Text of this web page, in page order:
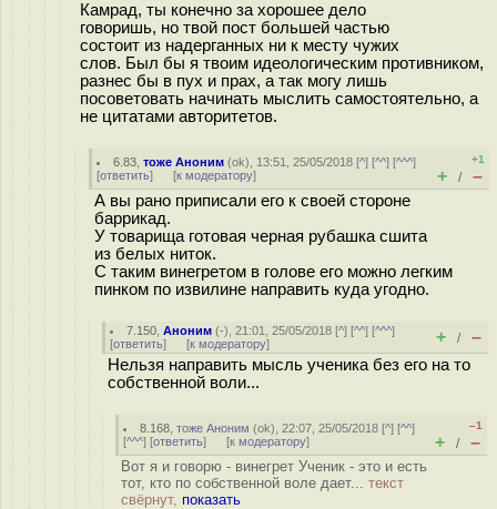
Камрад, ты конечно за хорошее дело
говоришь, но твой пост большей частью
состоит из надерганных ни к месту чужих
слов. Был бы я твоим идеологическим противником,
разнес бы в пух и прах, а так могу лишь
посоветовать начинать мыслить самостоятельно, а
не цитатами авторитетов.
6.83 ,тоже Аноним (ok), 13:51, 25/05/2018 [^] [^^] [^^^]
[ответить] [к модератору]
+1
+ / –
А вы рано приписали его к своей стороне
баррикад.
У товарища готовая черная рубашка сшита
из белых ниток.
С таким винегретом в голове его можно легким
пинком по извилине направить куда угодно.
7.150 ,Аноним (-), 21:01, 25/05/2018 [^] [^^] [^^^]
[ответить] [к модератору] + / –
Нельзя направить мысль ученика без его на то
собственной воли...
8.168 ,тоже Аноним (ok), 22:07, 25/05/2018 [^] [^^]
[^^^] [ответить] [к модератору]
–1
+ / –
Вот я и говорю - винегрет Ученик - это и есть
тот, кто по собственной воле дает... текст
свёрнут, показать